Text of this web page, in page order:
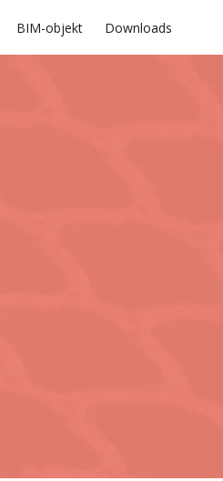
BIM-objekt Downloads